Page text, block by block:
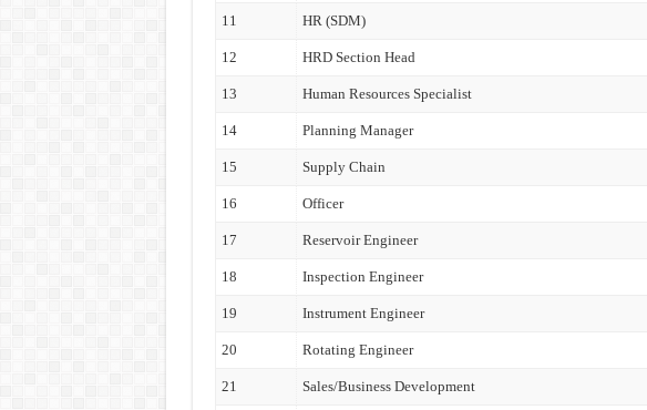
11 HR (SDM)
12 HRD Section Head
13 Human Resources Specialist
14 Planning Manager
15 Supply Chain
16 Officer
17 Reservoir Engineer
18 Inspection Engineer
19 Instrument Engineer
20 Rotating Engineer
21 Sales/Business Development